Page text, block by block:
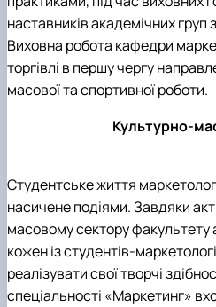
наставників академічних груп
Виховна робота кафедри
торгівлі в першу чергу
масової та спортивної роботи.
Культурно-
Студентське життя
насичене подіями. Завдяки
масовому сектору
кожен із студентів-
реалізувати свої творчі
спеціальності «Маркетинг»